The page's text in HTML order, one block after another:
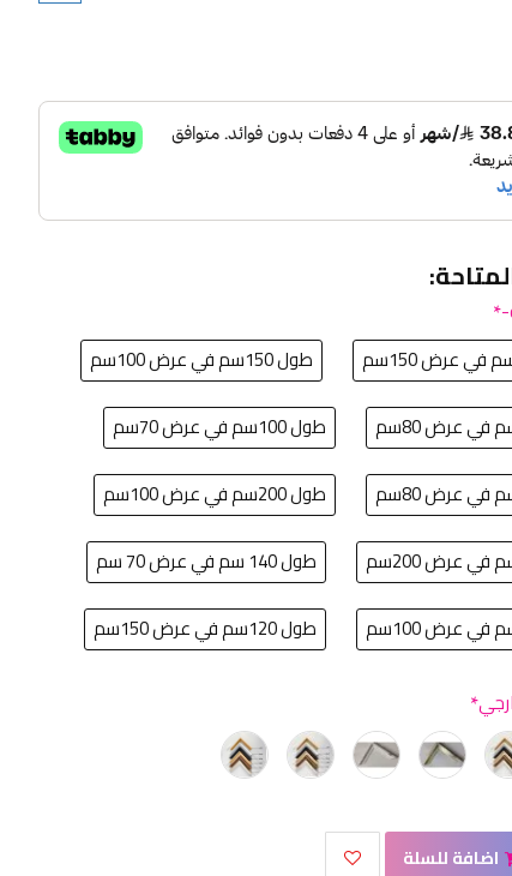
طول 150سم في عرض 100سم
طول 100سم في عرض 70سم
طول 200سم في عرض 100سم
طول 140 سم في عرض 70 سم
طول 120سم في عرض 150سم
اضافة للسلة